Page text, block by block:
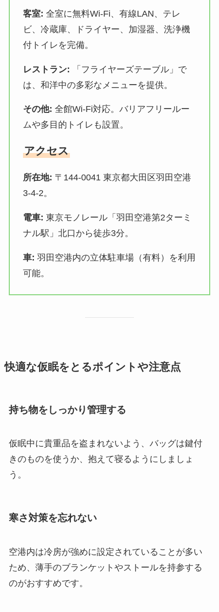
客室: 全室に無料Wi-Fi、有線LAN、テレ
ビ、冷蔵庫、ドライヤー、加湿器、洗浄機
付トイレを完備。
レストラン: 「フライヤーズテーブル」で
は、和洋中の多彩なメニューを提供。
その他: 全館Wi-Fi対応。バリアフリールー
ムや多目的トイレも設置。
アクセス
所在地: 〒144-0041 東京都大田区羽田空港
3-4-2。
電車: 東京モノレール「羽田空港第2ターミ
ナル駅」北口から徒歩3分。
車: 羽田空港内の立体駐車場（有料）を利用
可能。
快適な仮眠をとるポイントや注意点
持ち物をしっかり管理する
仮眠中に貴重品を盗まれないよう、バッグは鍵付
きのものを使うか、抱えて寝るようにしましょ
う。
寒さ対策を忘れない
空港内は冷房が強めに設定されていることが多い
ため、薄手のブランケットやストールを持参する
のがおすすめです。